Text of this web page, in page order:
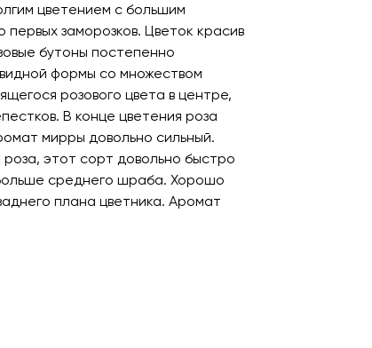
цветением с большим
заморозков. Цветок красив
бутоны постепенно
формы со множеством
розового цвета в центре,
В конце цветения роза
мирры довольно сильный.
этот сорт довольно быстро
среднего шраба. Хорошо
плана цветника. Аромат